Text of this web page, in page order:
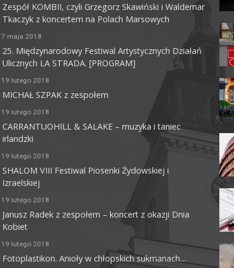
KINO HELIOS GALERIA
62-800 Kalisz, ul. Górnośląska 82
Zespół KOMBII, czyli Grzegorz Skawiński i Waldemar
Tkaczyk z koncertem na Polach Marsowych
7 maja 2018
25. Międzynarodowy Festiwal Artystycznych Działań
Ulicznych LA STRADA. [PROGRAM]
19 lutego 2018
MICHAŁ SZPAK z zespołem
19 lutego 2018
CARRANTUOHILL & SALAKE – muzyka i taniec
irlandzki
19 lutego 2018
SHALOM VIII Festiwal Piosenki Żydowskiej i
Izraelskiej
19 lutego 2018
Janusz Radek z zespołem – koncert z okazji Dnia
Kobiet
19 lutego 2018
Fotoplastikon. Anioły w chłopskich sukmanach…